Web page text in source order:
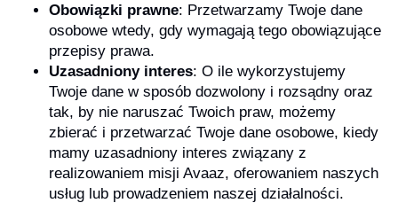
Obowiązki prawne: Przetwarzamy Twoje dane
osobowe wtedy, gdy wymagają tego obowiązujące
przepisy prawa.
Uzasadniony interes: O ile wykorzystujemy
Twoje dane w sposób dozwolony i rozsądny oraz
tak, by nie naruszać Twoich praw, możemy
zbierać i przetwarzać Twoje dane osobowe, kiedy
mamy uzasadniony interes związany z
realizowaniem misji Avaaz, oferowaniem naszych
usług lub prowadzeniem naszej działalności.